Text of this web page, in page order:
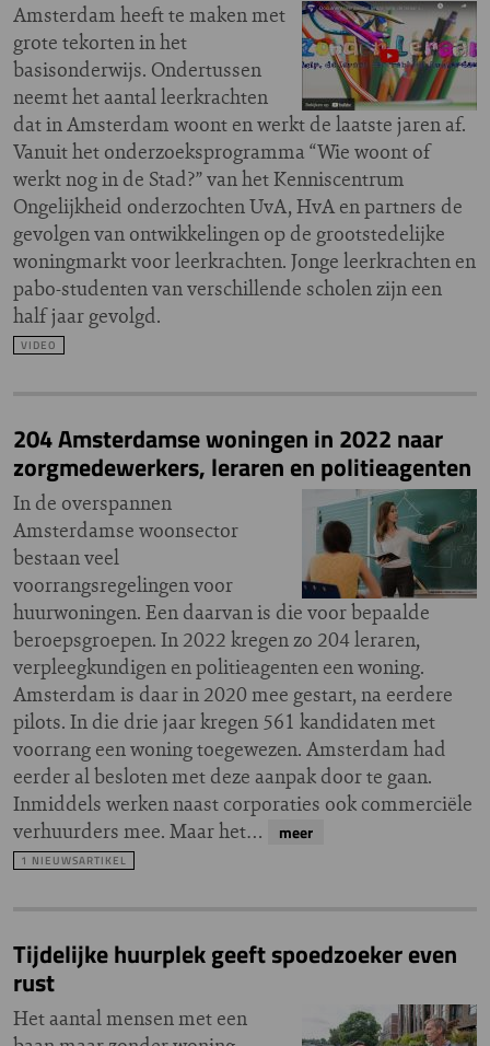
Amsterdam heeft te maken met
grote tekorten in het
basisonderwijs. Ondertussen
neemt het aantal leerkrachten
dat in Amsterdam woont en werkt de laatste jaren af.
Vanuit het onderzoeksprogramma “Wie woont of
werkt nog in de Stad?” van het Kenniscentrum
Ongelijkheid onderzochten UvA, HvA en partners de
gevolgen van ontwikkelingen op de grootstedelijke
woningmarkt voor leerkrachten. Jonge leerkrachten en
pabo-studenten van verschillende scholen zijn een
half jaar gevolgd.
VIDEO
204 Amsterdamse woningen in 2022 naar
zorgmedewerkers, leraren en politieagenten
In de overspannen
Amsterdamse woonsector
bestaan veel
voorrangsregelingen voor
huurwoningen. Een daarvan is die voor bepaalde
beroepsgroepen. In 2022 kregen zo 204 leraren,
verpleegkundigen en politieagenten een woning.
Amsterdam is daar in 2020 mee gestart, na eerdere
pilots. In die drie jaar kregen 561 kandidaten met
voorrang een woning toegewezen. Amsterdam had
eerder al besloten met deze aanpak door te gaan.
Inmiddels werken naast corporaties ook commerciële
verhuurders mee. Maar het…
meer
1 NIEUWSARTIKEL
Tijdelijke huurplek geeft spoedzoeker even
rust
Het aantal mensen met een